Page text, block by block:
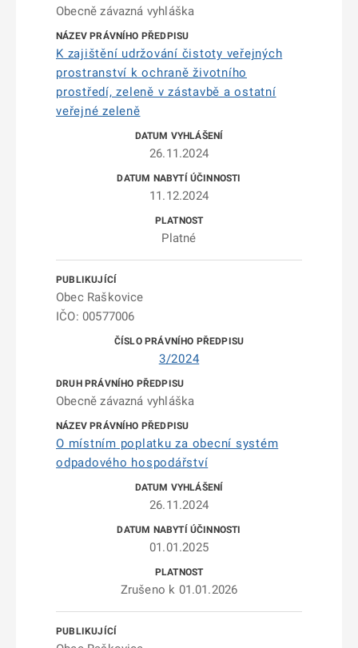
Obecně závazná vyhláška
K zajištění udržování čistoty veřejných
prostranství k ochraně životního
prostředí, zeleně v zástavbě a ostatní
veřejné zeleně
26.11.2024
11.12.2024
Platné
Obec Raškovice
IČO: 00577006
3/2024
Obecně závazná vyhláška
O místním poplatku za obecní systém
odpadového hospodářství
26.11.2024
01.01.2025
Zrušeno k 01.01.2026